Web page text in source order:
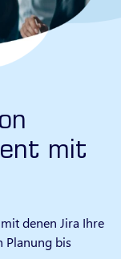
mit
denen Jira Ihre
Planung bis